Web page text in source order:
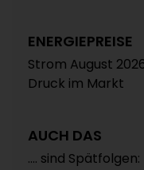
ENERGIEPREISE
Strom August
Druck im Markt
AUCH DAS
.... sind Spätfolgen: